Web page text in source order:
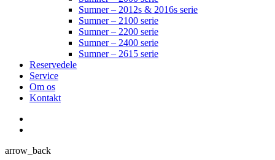
Sumner – 2012s & 2016s serie
Sumner – 2100 serie
Sumner – 2200 serie
Sumner – 2400 serie
Sumner – 2615 serie
Reservedele
Service
Om os
Kontakt
arrow_back